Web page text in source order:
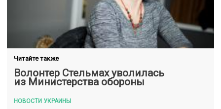
Читайте также
Волонтер Стельмах уволилась
из Министерства обороны
НОВОСТИ УКРАИНЫ